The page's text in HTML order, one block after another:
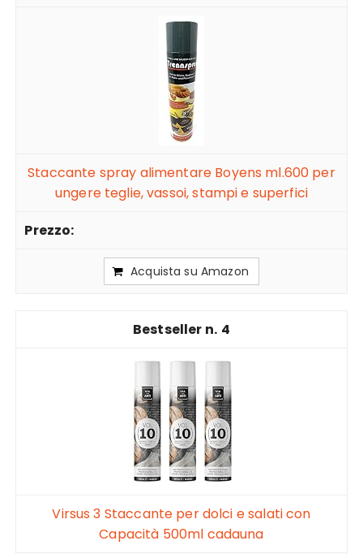
Staccante spray alimentare Boyens ml.600 per
ungere teglie, vassoi, stampi e superfici
Acquista su Amazon
4
Virsus 3 Staccante per dolci e salati con
Capacità 500ml cadauna